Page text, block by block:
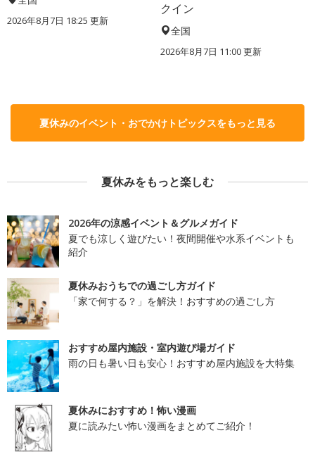
2026年8月7日 18:25 更新
クイン
全国
2026年8月7日 11:00更新
夏休みのイベント・おでかけトピックスをもっと見る
夏休みをもっと楽しむ
2026年の涼感イベント＆グルメガイド
夏でも涼しく遊びたい！夜間開催や水系イベントも
紹介
夏休みおうちでの過ごし方ガイド
「家で何する？」を解決！おすすめの過ごし方
おすすめ屋内施設・室内遊び場ガイド
雨の日も暑い日も安心！おすすめ屋内施設を大特集
夏休みにおすすめ！怖い漫画
夏に読みたい怖い漫画をまとめてご紹介！